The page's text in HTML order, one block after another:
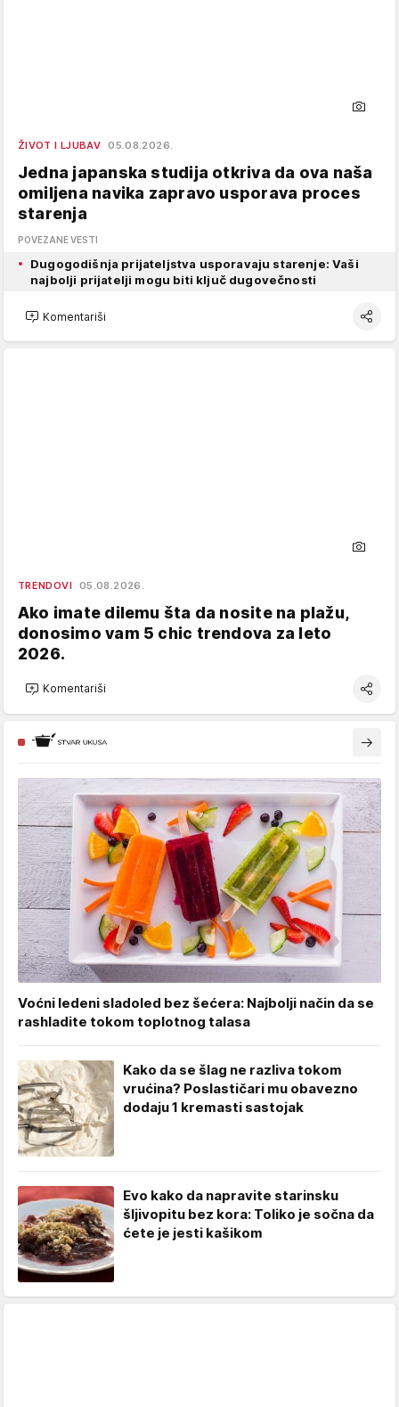
ŽIVOT I LJUBAV 05.08.2026.
Jedna japanska studija otkriva da ova naša
omiljena navika zapravo usporava proces
starenja
POVEZANE VESTI
Dugogodišnja prijateljstva usporavaju starenje: Vaši
najbolji prijatelji mogu biti ključ dugovečnosti
Komentariši
TRENDOVI 05.08.2026.
Ako imate dilemu šta da nosite na plažu,
donosimo vam 5 chic trendova za leto
2026.
Komentariši
Voćni ledeni sladoled bez šećera: Najbolji način da se
rashladite tokom toplotnog talasa
Kako da se šlag ne razliva tokom
vrućina? Poslastičari mu obavezno
dodaju 1 kremasti sastojak
Evo kako da napravite starinsku
šljivopitu bez kora: Toliko je sočna da
ćete je jesti kašikom